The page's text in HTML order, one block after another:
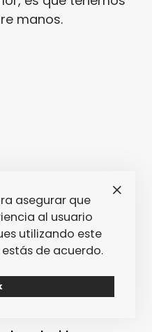
manos.
asegurar que
al usuario
utilizando este
de acuerdo.